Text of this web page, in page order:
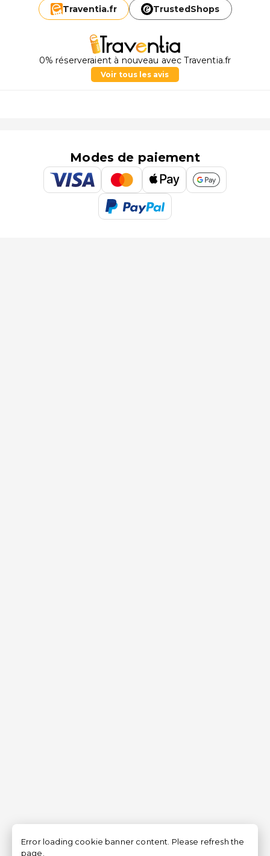
Traventia.fr TrustedShops
0% réserveraient à nouveau avec Traventia.fr
Voir tous les avis
Modes de paiement
Error loading cookie banner content. Please refresh the
page.